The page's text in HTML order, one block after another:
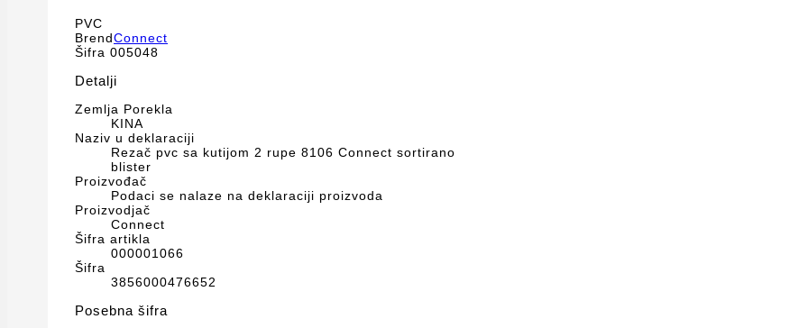
PVC
BrendConnect
Šifra 005048
Detalji
Zemlja Porekla
KINA
Naziv u deklaraciji
Rezač pvc sa kutijom 2 rupe 8106 Connect sortirano
blister
Proizvođač
Podaci se nalaze na deklaraciji proizvoda
Proizvodjač
Connect
Šifra artikla
000001066
Šifra
3856000476652
Posebna šifra